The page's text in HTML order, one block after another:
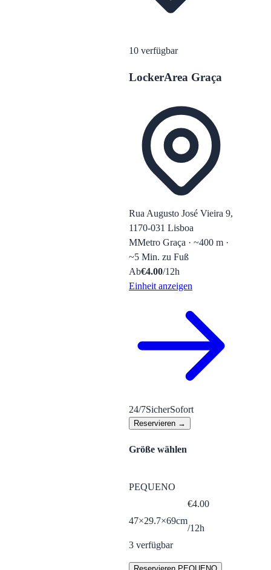
10 verfügbar
LockerArea Graça
Rua Augusto José Vieira 9,
1170-031 Lisboa
MMetro Graça · ~400 m ·
~5 Min. zu Fuß
Ab€4.00/12h
Einheit anzeigen
24/7SicherSofort
Reservieren →
Größe wählen
PEQUENO
47×29.7×69cm
3 verfügbar
€4.00
/12h